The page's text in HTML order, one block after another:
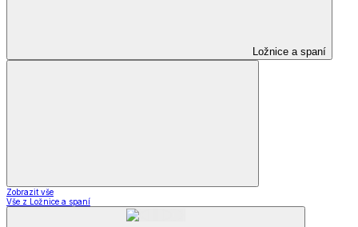
Ložnice a spaní
Zobrazit vše
Vše z Ložnice a spaní